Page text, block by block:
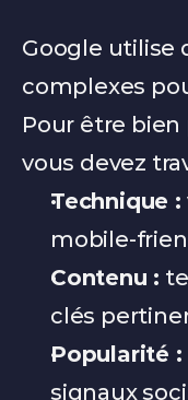
Google utilise
complexes
Pour être
vous devez
Technique :
mobile-
Contenu :
clés
Popularité :
signaux